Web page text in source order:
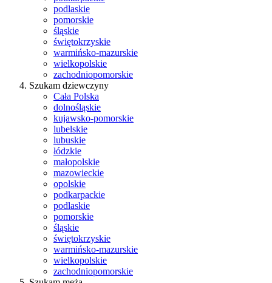
podlaskie
pomorskie
śląskie
świętokrzyskie
warmińsko-mazurskie
wielkopolskie
zachodniopomorskie
Szukam dziewczyny
Cała Polska
dolnośląskie
kujawsko-pomorskie
lubelskie
lubuskie
łódzkie
małopolskie
mazowieckie
opolskie
podkarpackie
podlaskie
pomorskie
śląskie
świętokrzyskie
warmińsko-mazurskie
wielkopolskie
zachodniopomorskie